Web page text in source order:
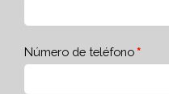
Número de teléfono